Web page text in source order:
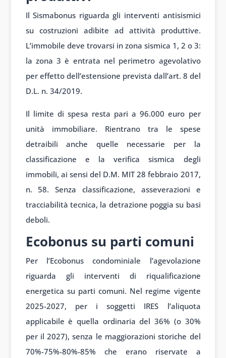
Il Sismabonus riguarda gli interventi antisismici
su costruzioni adibite ad attività produttive.
L’immobile deve trovarsi in zona sismica 1, 2 o 3:
la zona 3 è entrata nel perimetro agevolativo
per effetto dell’estensione prevista dall’art. 8 del
D.L. n. 34/2019.
Il limite di spesa resta pari a 96.000 euro per
unità immobiliare. Rientrano tra le spese
detraibili anche quelle necessarie per la
classificazione e la verifica sismica degli
immobili, ai sensi del D.M. MIT 28 febbraio 2017,
n. 58. Senza classificazione, asseverazioni e
tracciabilità tecnica, la detrazione poggia su basi
deboli.
Ecobonus su parti comuni
Per l’Ecobonus condominiale l’agevolazione
riguarda gli interventi di riqualificazione
energetica su parti comuni. Nel regime vigente
2025-2027, per i soggetti IRES l’aliquota
applicabile è quella ordinaria del 36% (o 30%
per il 2027), senza le maggiorazioni storiche del
70%-75%-80%-85% che erano riservate a